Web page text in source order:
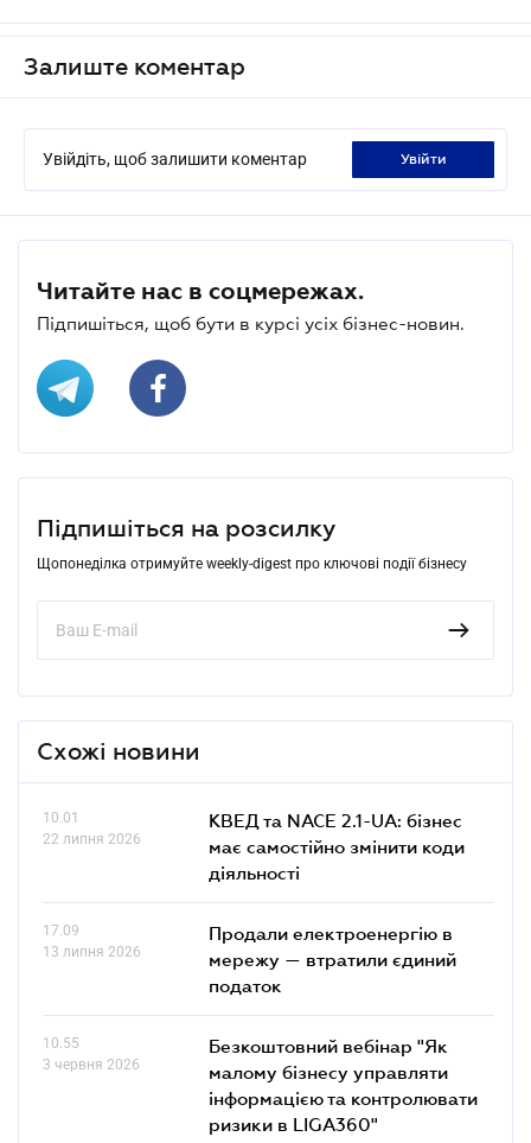
Залиште коментар
Увійдіть, щоб залишити коментар увійти
Читайте нас в соцмережах.
Підпишіться, щоб бути в курсі усіх бізнес-новин.
Підпишіться на розсилку
Щопонеділка отримуйте weekly-digest про ключові події бізнесу
Схожі новини
10.01
22 липня 2026
КВЕД та NACE 2.1-UA: бізнес
має самостійно змінити коди
діяльності
17.09
13 липня 2026
Продали електроенергію в
мережу — втратили єдиний
податок
10.55
3 червня 2026
Безкоштовний вебінар "Як
малому бізнесу управляти
інформацією та контролювати
ризики в LIGA360"